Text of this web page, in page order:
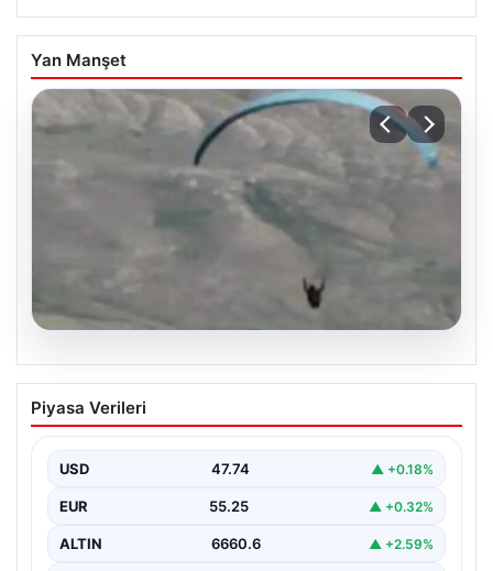
Yan Manşet
07.08.2026
Fas’tan İspanya’ya yamaç paraşütüyle
geçmeye çalışan göçmen yaşamını
{ "title": "Fas'tan İspanya'ya Yamaç Paraşütüyle
"content": "Fas ile…
Piyasa Verileri
USD 47.74 ▲ +0.18%
EUR 55.25 ▲ +0.32%
ALTIN 6660.6 ▲ +2.59%